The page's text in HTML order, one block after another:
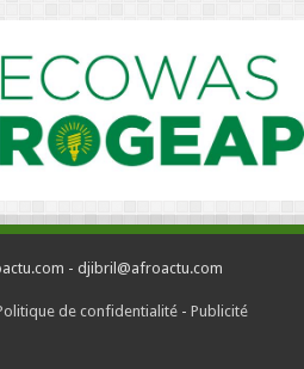
- djibril@afroactu.com
de confidentialité- Publicité